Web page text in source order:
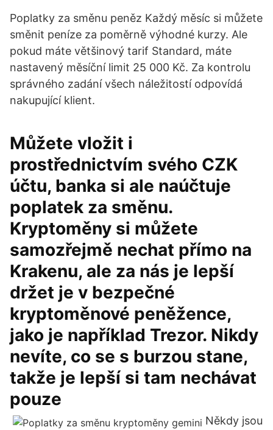
Poplatky za směnu peněz Každý měsíc si můžete
směnit peníze za poměrně výhodné kurzy. Ale
pokud máte většinový tarif Standard, máte
nastavený měsíční limit 25 000 Kč. Za kontrolu
správného zadání všech náležitostí odpovídá
nakupující klient.
Můžete vložit i
prostřednictvím svého CZK
účtu, banka si ale naúčtuje
poplatek za směnu.
Kryptoměny si můžete
samozřejmě nechat přímo na
Krakenu, ale za nás je lepší
držet je v bezpečné
kryptoměnové peněžence,
jako je například Trezor. Nikdy
nevíte, co se s burzou stane,
takže je lepší si tam nechávat
pouze
Někdy jsou